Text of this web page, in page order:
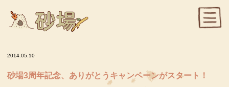
2014.05.10
砂場3周年記念、ありがとうキャンペーンがスタート！